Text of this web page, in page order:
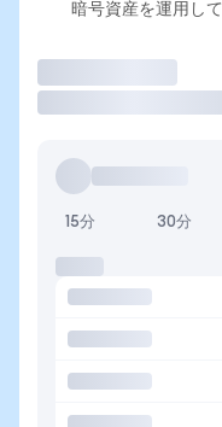
暗号資産を運用し
15分 30分